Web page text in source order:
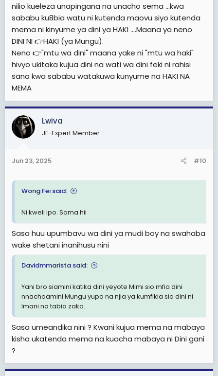
nilio kueleza unapingana na unacho sema ...kwa
sababu ku8bia watu ni kutenda maovu siyo kutenda
mema ni kinyume ya dini ya HAKI ....Maana ya neno
DINI NI 👉HAKI (ya Mungu).
Neno 👉"mtu wa dini" maana yake ni "mtu wa haki"
hivyo ukitaka kujua dini na wati wa dini feki ni rahisi
sana kwa sababu watakuwa kunyume na HAKI NA
MEMA
Lwiva
JF-Expert Member
Jun 23, 2025 #10
Wong Fei said:
Ni kweli ipo. Soma hii
Sasa huu upumbavu wa dini ya mudi boy na swahaba
wake shetani inanihusu nini
Davidmmarista said:
Yani bro siamini katika dini yeyote Mimi sio mfia dini
nnachoamini Mungu yupo na njia ya kumfikia sio dini ni
Imani na tabia zako.
Sasa umeandika nini ? Kwani kujua mema na mabaya
kisha ukatenda mema na kuacha mabaya ni Dini gani
?